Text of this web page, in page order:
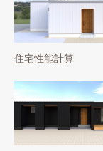
住宅性能計算